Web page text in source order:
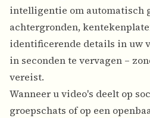
intelligentie om automatisch
achtergronden,
identificerende details in uw
in seconden te vervagen –
vereist.
Wanneer u video's deelt op
groepschats of op een